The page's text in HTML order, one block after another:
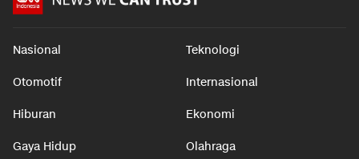
Nasional Teknologi
Otomotif Internasional
Hiburan Ekonomi
Gaya Hidup Olahraga